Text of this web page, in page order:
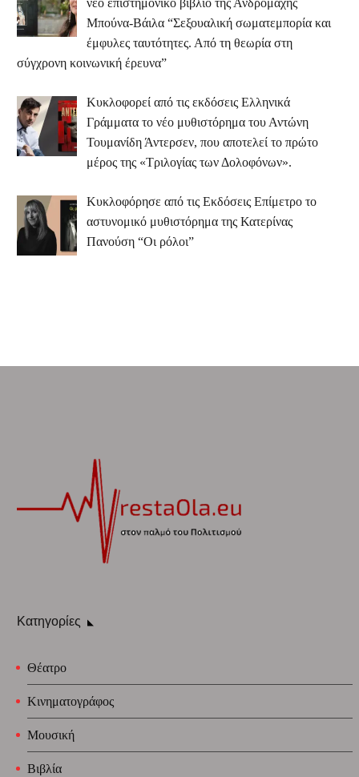
νέο επιστημονικό βιβλίο της Ανδρομάχης
Μπούνα-Βάιλα “Σεξουαλική σωματεμπορία και
έμφυλες ταυτότητες. Από τη θεωρία στη
σύγχρονη κοινωνική έρευνα”
Κυκλοφορεί από τις εκδόσεις Ελληνικά
Γράμματα το νέο μυθιστόρημα του Αντώνη
Τουμανίδη Άντερσεν, που αποτελεί το πρώτο
μέρος της «Τριλογίας των Δολοφόνων».
Κυκλοφόρησε από τις Εκδόσεις Επίμετρο το
αστυνομικό μυθιστόρημα της Κατερίνας
Πανούση “Οι ρόλοι”
Κατηγορίες
Θέατρο
Κινηματογράφος
Μουσική
Βιβλία